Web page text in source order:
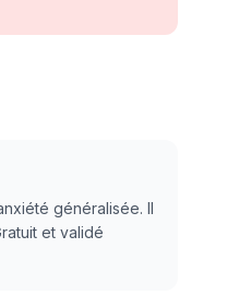
généralisée. Il
et validé